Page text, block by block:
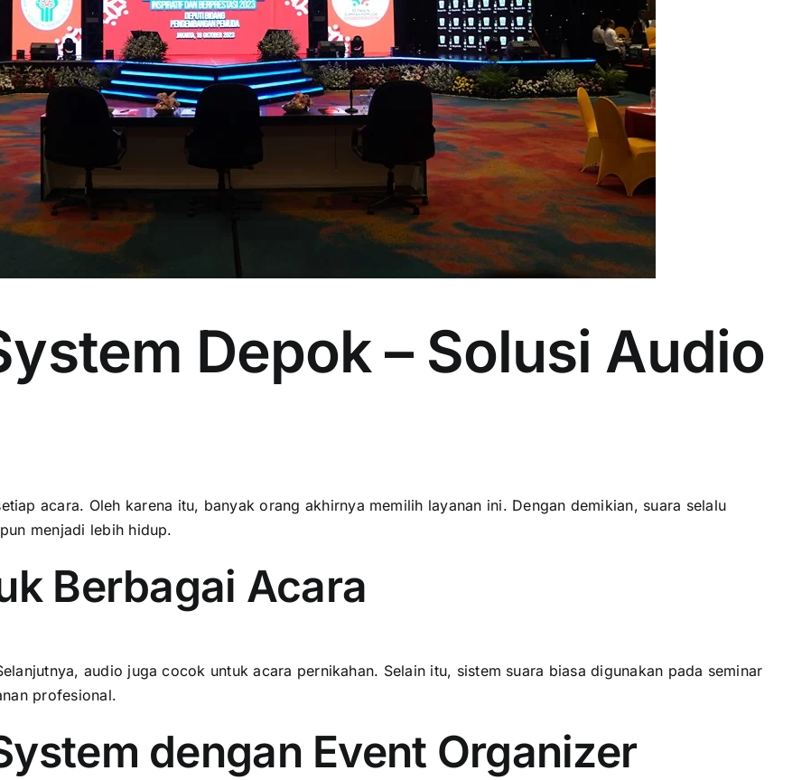
Depok – Solusi Audio
acara. Oleh karena itu, banyak orang akhirnya memilih layanan ini. Dengan demikian, suara selalu
menjadi lebih hidup.
Berbagai Acara
audio juga cocok untuk acara pernikahan. Selain itu, sistem suara biasa digunakan pada seminar
profesional.
dengan Event Organizer